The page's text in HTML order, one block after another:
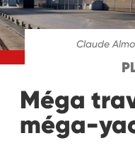
Claude
Méga
méga-